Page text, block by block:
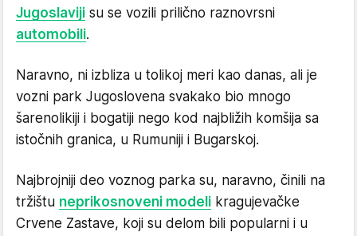
Jugoslaviji su se vozili prilično raznovrsni
automobili.
Naravno, ni izbliza u tolikoj meri kao danas, ali je
vozni park Jugoslovena svakako bio mnogo
šarenolikiji i bogatiji nego kod najbližih komšija sa
istočnih granica, u Rumuniji i Bugarskoj.
Najbrojniji deo voznog parka su, naravno, činili na
tržištu neprikosnoveni modeli kragujevačke
Crvene Zastave, koji su delom bili popularni i u